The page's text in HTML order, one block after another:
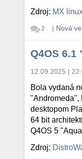
Zdroj: MX
2 | Nová
Q4OS
12.09.2025 |
Bola vydaná
"Andromeda",
desktopom
64 bit
Q4OS 5
Zdroj: